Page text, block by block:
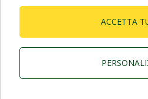
ACCETTA
P.I. 03675230282 - R.E.A. Padova N.